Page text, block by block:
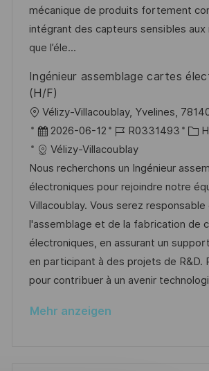
l
i
c
h
u
n
g
m
d
e
V
ö
f
h
I
D
g
o
e
mécanique de produits fortement
intégrant des capteurs sensibles aux
que l’éle...
Ingénieur assemblage cartes
(H/F)
O
r
t
Vélizy-Villacoublay, Yvelines,
D
a
t
u
m
d
e
r
V
r
2026-06-12
J
o
b
-
I
D
R0331493
K
t
e
g
o
r
i
e
Vélizy-Villacoublay
Nous recherchons un Ingénieur
électroniques pour rejoindre notre
Villacoublay. Vous serez responsable
l'assemblage et de la fabrication de
électroniques, en assurant un
en participant à des projets de R&D.
pour contribuer à un avenir
Mehr anzeigen